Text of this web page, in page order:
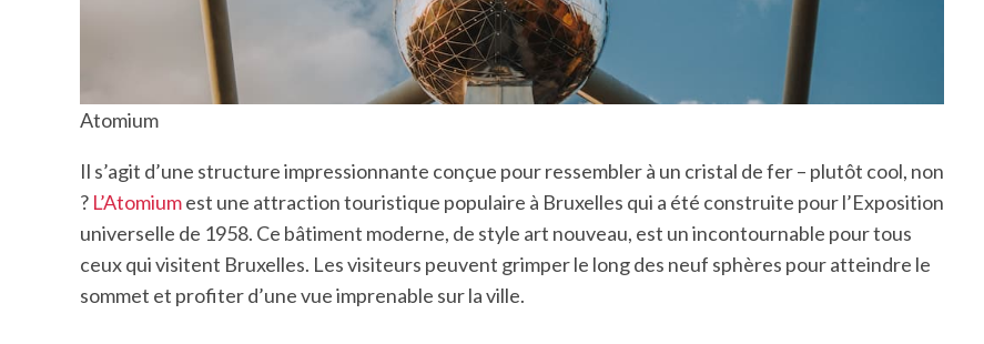
Atomium
Il s’agit d’une structure impressionnante conçue pour ressembler à un cristal de fer – plutôt cool, non
? L’Atomiumest une attraction touristique populaire à Bruxelles qui a été construite pour l’Exposition
universelle de 1958. Ce bâtiment moderne, de style art nouveau, est un incontournable pour tous
ceux qui visitent Bruxelles. Les visiteurs peuvent grimper le long des neuf sphères pour atteindre le
sommet et profiter d’une vue imprenable sur la ville.